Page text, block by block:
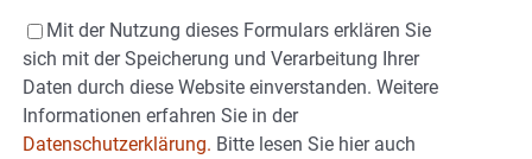
Mit der Nutzung dieses Formulars erklären Sie
sich mit der Speicherung und Verarbeitung Ihrer
Daten durch diese Website einverstanden. Weitere
Informationen erfahren Sie in der
Datenschutzerklärung. Bitte lesen Sie hier auch